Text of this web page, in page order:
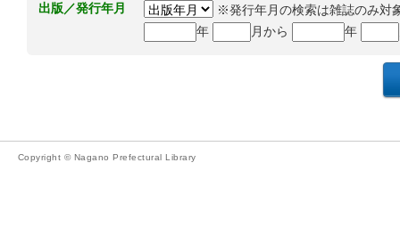
出版／発行年月
※発行年月の検索は雑誌のみ対
年
月から 年
Copyright © Nagano Prefectural Library